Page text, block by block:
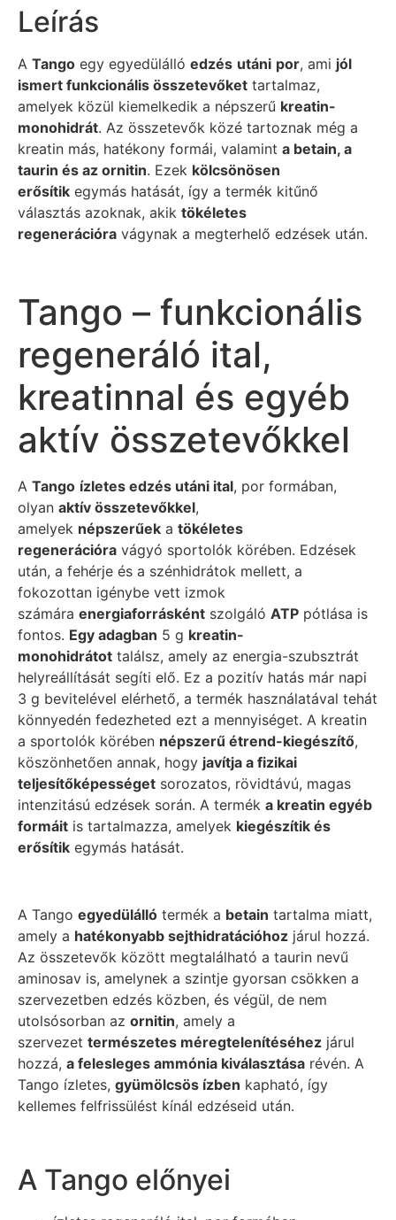
Leírás
A Tango egy egyedülálló edzés utáni por, ami jól
ismert funkcionális összetevőket tartalmaz,
amelyek közül kiemelkedik a népszerű kreatin-
monohidrát. Az összetevők közé tartoznak még a
kreatin más, hatékony formái, valamint a betain, a
taurin és az ornitin. Ezek kölcsönösen
erősítik egymás hatását, így a termék kitűnő
választás azoknak, akik tökéletes
regenerációra vágynak a megterhelő edzések után.
Tango – funkcionális
regeneráló ital,
kreatinnal és egyéb
aktív összetevőkkel
A Tango ízletes edzés utáni ital, por formában,
olyan aktív összetevőkkel,
amelyek népszerűek a tökéletes
regenerációra vágyó sportolók körében. Edzések
után, a fehérje és a szénhidrátok mellett, a
fokozottan igénybe vett izmok
számára energiaforrásként szolgáló ATP pótlása is
fontos. Egy adagban 5 g kreatin-
monohidrátot találsz, amely az energia-szubsztrát
helyreállítását segíti elő. Ez a pozitív hatás már napi
3 g bevitelével elérhető, a termék használatával tehát
könnyedén fedezheted ezt a mennyiséget. A kreatin
a sportolók körében népszerű étrend-kiegészítő,
köszönhetően annak, hogy javítja a fizikai
teljesítőképességet sorozatos, rövidtávú, magas
intenzitású edzések során. A termék a kreatin egyéb
formáit is tartalmazza, amelyek kiegészítik és
erősítik egymás hatását.
A Tango egyedülálló termék a betain tartalma miatt,
amely a hatékonyabb sejthidratációhoz járul hozzá.
Az összetevők között megtalálható a taurin nevű
aminosav is, amelynek a szintje gyorsan csökken a
szervezetben edzés közben, és végül, de nem
utolsósorban az ornitin, amely a
szervezet természetes méregtelenítéséhez járul
hozzá, a felesleges ammónia kiválasztása révén. A
Tango ízletes, gyümölcsös ízben kapható, így
kellemes felfrissülést kínál edzéseid után.
A Tango előnyei